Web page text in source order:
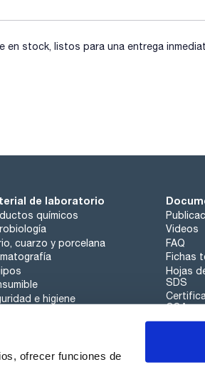
ofrecer funciones de
stock, listos para una entrega
de laboratorio
químicos
cuarzo y porcelana
e higiene
Videos
FAQ
Fichas
Hojas
SDS
COA
Canal